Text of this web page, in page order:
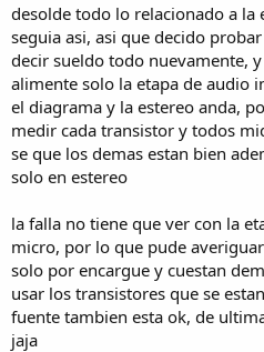
desolde todo lo relacionado a la
seguia asi, asi que decido
decir sueldo todo nuevamente,
alimente solo la etapa de audio
el diagrama y la estereo anda,
medir cada transistor y todos
se que los demas estan bien
solo en estereo
la falla no tiene que ver con la
micro, por lo que pude
solo por encargue y cuestan
usar los transistores que se
fuente tambien esta ok, de
jaja